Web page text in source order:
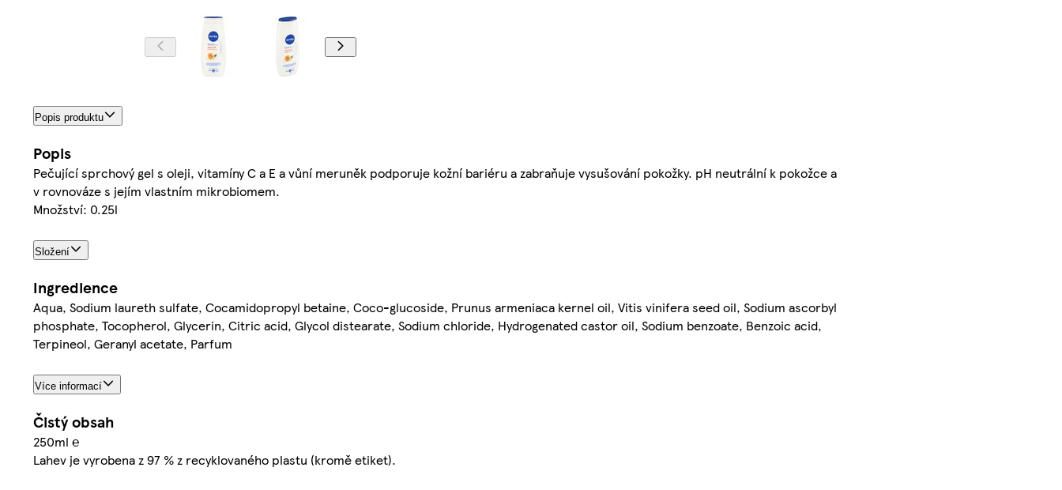
Popis produktu
Popis
Pečující sprchový gel s oleji, vitamíny C a E a vůní meruněk podporuje kožní bariéru a zabraňuje vysušování pokožky. pH neutrální k pokožce a
v rovnováze s jejím vlastním mikrobiomem.
Množství: 0.25l
Složení
Ingredience
Aqua, Sodium laureth sulfate, Cocamidopropyl betaine, Coco-glucoside, Prunus armeniaca kernel oil, Vitis vinifera seed oil, Sodium ascorbyl
phosphate, Tocopherol, Glycerin, Citric acid, Glycol distearate, Sodium chloride, Hydrogenated castor oil, Sodium benzoate, Benzoic acid,
Terpineol, Geranyl acetate, Parfum
Více informací
Čistý obsah
250ml ℮
Lahev je vyrobena z 97 % z recyklovaného plastu (kromě etiket).